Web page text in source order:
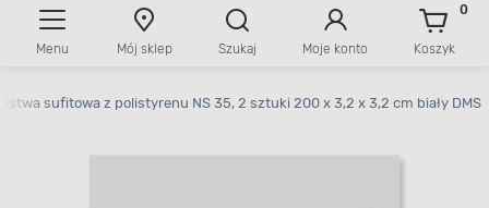
Menu Mój sklep Szukaj Moje konto Koszyk
0
sufitowa z polistyrenu NS 35, 2 sztuki 200 x 3,2 x 3,2 cm biały DMS